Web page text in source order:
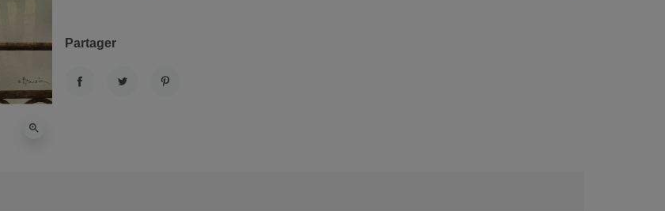
zoom_in
Partager